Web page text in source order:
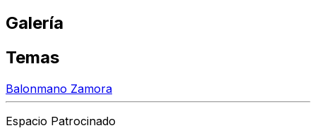
Galería
Temas
Balonmano Zamora
Espacio Patrocinado